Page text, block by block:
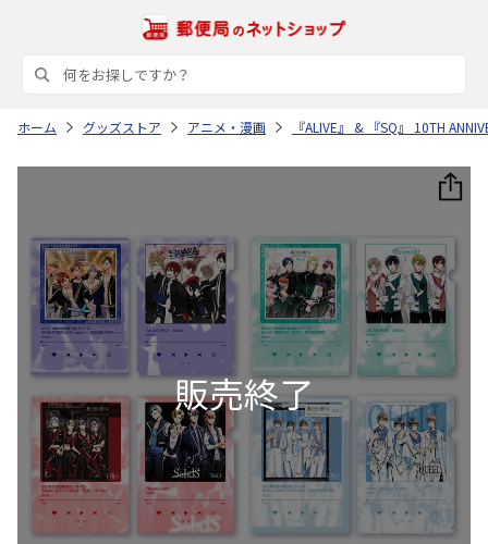
ホーム グッズストア アニメ・漫画 『ALIVE』 & 『SQ』 10TH